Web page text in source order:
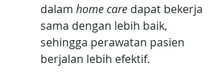
dalam home care dapat bekerja
sama dengan lebih baik,
sehingga perawatan pasien
berjalan lebih efektif.